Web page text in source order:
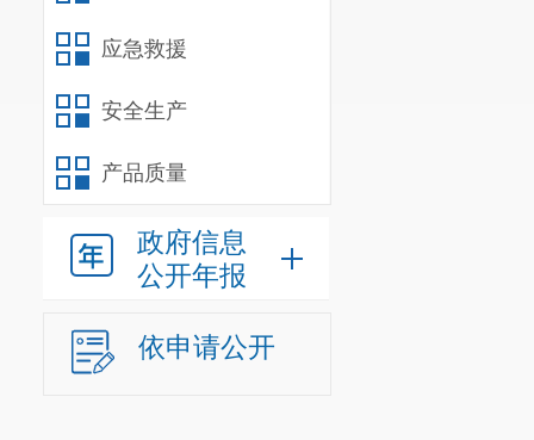
应急救援
安全生产
产品质量
政府信息
公开年报
依申请公开